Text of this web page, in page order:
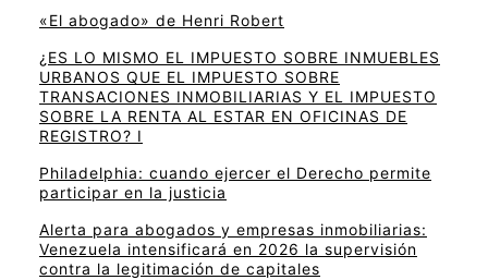
«El abogado» de Henri Robert
¿ES LO MISMO EL IMPUESTO SOBRE INMUEBLES
URBANOS QUE EL IMPUESTO SOBRE
TRANSACIONES INMOBILIARIAS Y EL IMPUESTO
SOBRE LA RENTA AL ESTAR EN OFICINAS DE
REGISTRO? I
Philadelphia: cuando ejercer el Derecho permite
participar en la justicia
Alerta para abogados y empresas inmobiliarias:
Venezuela intensificará en 2026 la supervisión
contra la legitimación de capitales